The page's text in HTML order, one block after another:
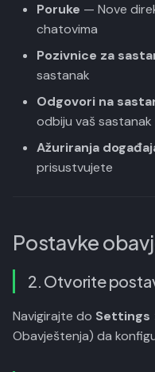
Poruke — Nove
chatovima
Pozivnice za
sastanak
Odgovori na
odbiju vaš sastanak
Ažuriranja
prisustvujete
Postavke
2. Otvorite
Navigirajte do Settings
Obavještenja) da